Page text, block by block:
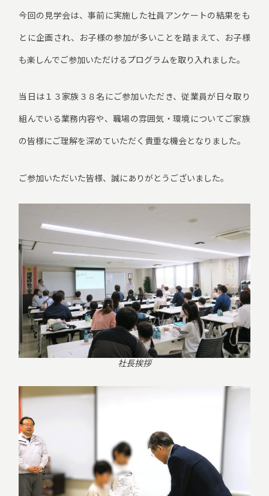
今回の見学会は、事前に実施した社員アンケートの結果をも
とに企画され、お子様の参加が多いことを踏まえて、お子様
も楽しんでご参加いただけるプログラムを取り入れました。
当日は１３家族３８名にご参加いただき、従業員が日々取り
組んでいる業務内容や、職場の雰囲気・環境についてご家族
の皆様にご理解を深めていただく貴重な機会となりました。
ご参加いただいた皆様、誠にありがとうございました。
社長挨拶